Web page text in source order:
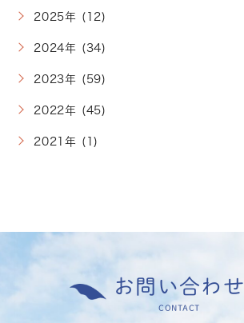
2025年 (12)
2024年 (34)
2023年 (59)
2022年 (45)
2021年 (1)
お問い合わせ
CONTACT